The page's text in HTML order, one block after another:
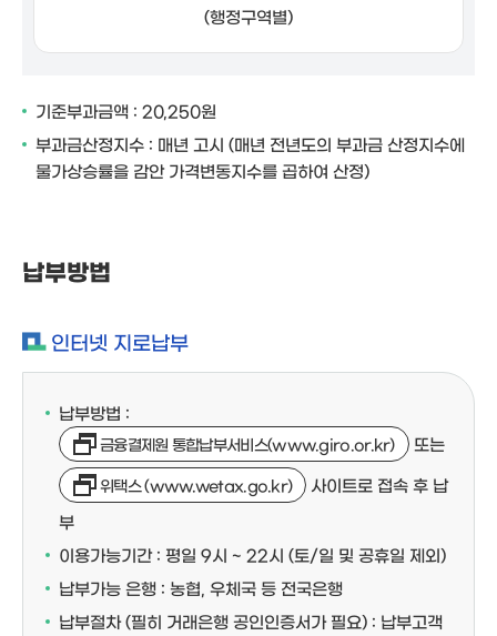
(행정구역별)
기준부과금액 : 20,250원
부과금산정지수 : 매년 고시 (매년 전년도의 부과금 산정지수에
물가상승률을 감안 가격변동지수를 곱하여 산정)
납부방법
인터넷 지로납부
납부방법 :
금융결제원 통합납부서비스(www.giro.or.kr) 또는
위택스 (www.wetax.go.kr) 사이트로 접속 후 납
부
이용가능기간 : 평일 9시 ~ 22시 (토/일 및 공휴일 제외)
납부가능 은행 : 농협, 우체국 등 전국은행
납부절차 (필히 거래은행 공인인증서가 필요) : 납부고객